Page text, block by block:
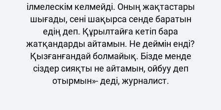
ілмелескім келмейді. Оның жақтастары
шығады, сені шақырса сенде баратын
едің деп. Құрылтайға кетіп бара
жатқандарды айтамын. Не деймін енді?
Қызғанғандай болмайық. Бізде менде
сіздер сияқты не айтамын, ойбуу деп
отырмын»- деді, журналист.